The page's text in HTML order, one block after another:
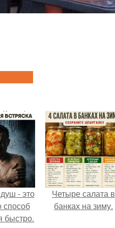
- это
способ
быстро.
Четыре салата в
банках на зиму.